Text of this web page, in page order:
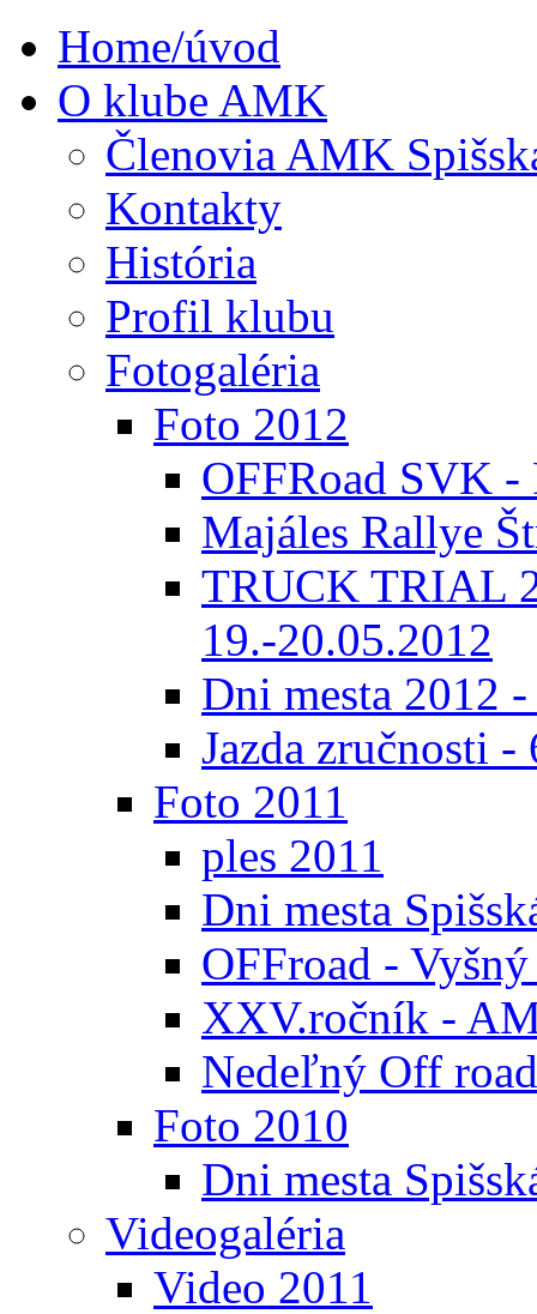
Home/úvod
O klube AMK
Členovia AMK
Kontakty
História
Profil klubu
Fotogaléria
Foto 2012
OFFRoad SVK -
Majáles Rallye
TRUCK TRIAL
19.-20.05.2012
Dni mesta 2012
Jazda zručnosti
Foto 2011
ples 2011
Dni mesta
OFFroad -
XXV.ročník -
Nedeľný Off
Foto 2010
Dni mesta
Videogaléria
Video 2011